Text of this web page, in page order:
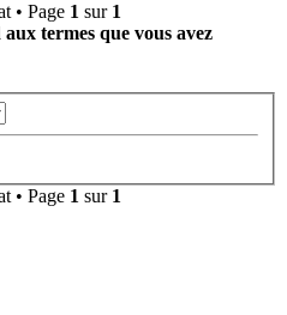
• Page 1 sur 1
termes que vous avez
• Page 1 sur 1